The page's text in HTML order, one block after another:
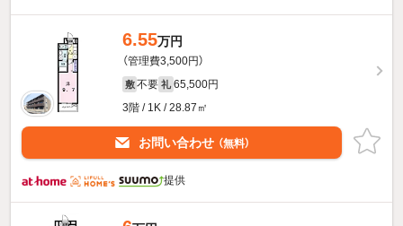
6.55万円
（管理費3,500円）
敷 不要 礼 65,500円
3階 / 1K / 28.87㎡
お問い合わせ （無料）
提供